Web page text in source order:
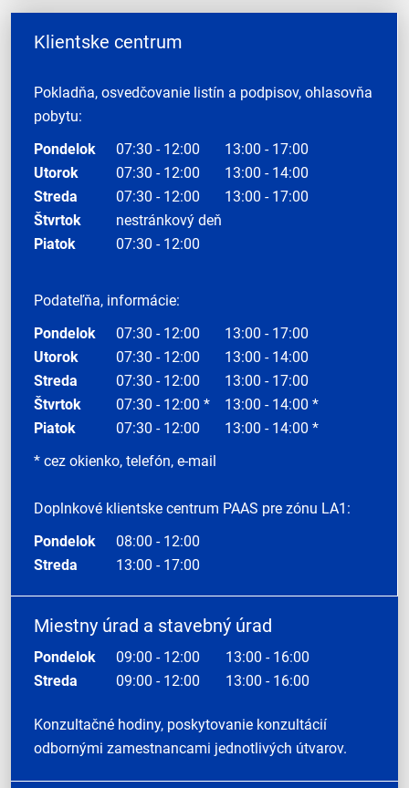
Klientske centrum
Pokladňa, osvedčovanie listín a podpisov, ohlasovňa
pobytu:
Pondelok
07:30 - 12:00
13:00 - 17:00
Utorok
07:30 - 12:00
13:00 - 14:00
Streda
07:30 - 12:00
13:00 - 17:00
Štvrtok
nestránkový deň
Piatok
07:30 - 12:00
Podateľňa, informácie:
Pondelok
07:30 - 12:00
13:00 - 17:00
Utorok
07:30 - 12:00
13:00 - 14:00
Streda
07:30 - 12:00
13:00 - 17:00
Štvrtok
07:30 - 12:00 *
13:00 - 14:00 *
Piatok
07:30 - 12:00
13:00 - 14:00 *
* cez okienko, telefón, e-mail
Doplnkové klientske centrum PAAS pre zónu LA1:
Pondelok
08:00 - 12:00
Streda
13:00 - 17:00
Miestny úrad a stavebný úrad
Pondelok 09:00 - 12:00
13:00 - 16:00
Streda
09:00 - 12:00 13:00 - 16:00
Konzultačné hodiny, poskytovanie konzultácií
odbornými zamestnancami jednotlivých útvarov.